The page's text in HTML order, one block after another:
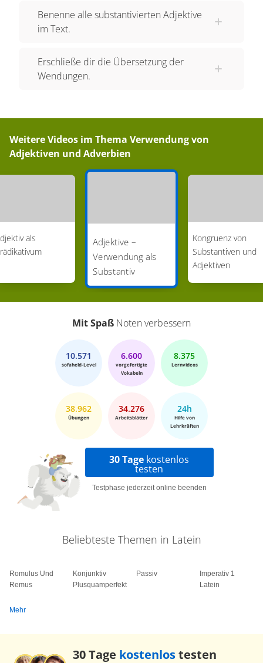
Benenne alle substantivierten Adjektive
im Text.
Erschließe dir die Übersetzung der
Wendungen.
Weitere Videos im Thema Verwendung von
Adjektiven und Adverbien
als
Adjektive –
Verwendung als
Substantiv
Kongruenz von
Substantiven und
Adjektiven
Mit Spaß Noten verbessern
10.571
sofaheld-Level
6.600
vorgefertigte
Vokabeln
8.375
Lernvideos
38.962
Übungen
34.276
Arbeitsblätter
24h
Hilfe von
Lehrkräften
30 Tage kostenlos
testen
Testphase jederzeit online beenden
Beliebteste Themen in Latein
Romulus Und
Remus
Konjunktiv
Plusquamperfekt
Passiv
Imperativ 1
Latein
Mehr
30 Tage kostenlostesten